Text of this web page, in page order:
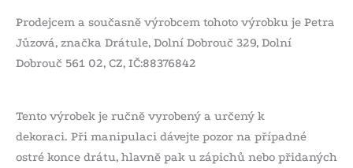
Prodejcem a současně výrobcem tohoto výrobku je Petra
Jůzová, značka Drátule, Dolní Dobrouč 329, Dolní
Dobrouč 561 02, CZ, IČ:88376842
Tento výrobek je ručně vyrobený a určený k
dekoraci. Při manipulaci dávejte pozor na případné
ostré konce drátu, hlavně pak u zápichů nebo přidaných